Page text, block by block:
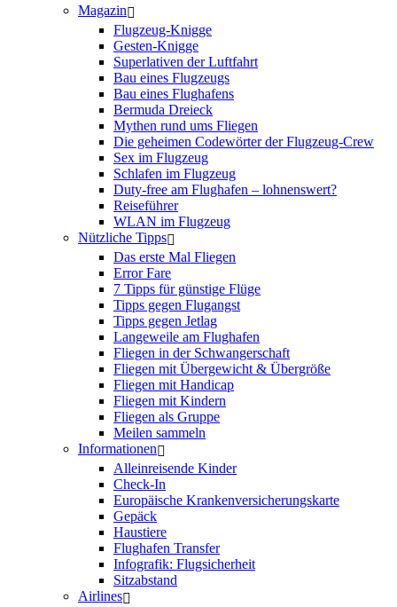
Magazin
Flugzeug-Knigge
Gesten-Knigge
Superlativen der Luftfahrt
Bau eines Flugzeugs
Bau eines Flughafens
Bermuda Dreieck
Mythen rund ums Fliegen
Die geheimen Codewörter der Flugzeug-Crew
Sex im Flugzeug
Schlafen im Flugzeug
Duty-free am Flughafen – lohnenswert?
Reiseführer
WLAN im Flugzeug
Nützliche Tipps
Das erste Mal Fliegen
Error Fare
7 Tipps für günstige Flüge
Tipps gegen Flugangst
Tipps gegen Jetlag
Langeweile am Flughafen
Fliegen in der Schwangerschaft
Fliegen mit Übergewicht & Übergröße
Fliegen mit Handicap
Fliegen mit Kindern
Fliegen als Gruppe
Meilen sammeln
Informationen
Alleinreisende Kinder
Check-In
Europäische Krankenversicherungskarte
Gepäck
Haustiere
Flughafen Transfer
Infografik: Flugsicherheit
Sitzabstand
Airlines